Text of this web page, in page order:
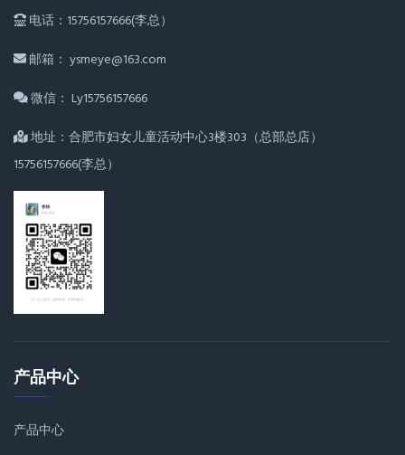
电话：15756157666(李总）
邮箱： ysmeye@163.com
微信： Ly15756157666
地址：合肥市妇女儿童活动中心3楼303（总部总店）
15756157666(李总）
产品中心
产品中心